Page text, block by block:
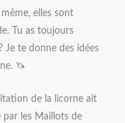
elles sont
Tu as toujours
Je te donne des idées
🦄
de la licorne ait
par les Maillots de